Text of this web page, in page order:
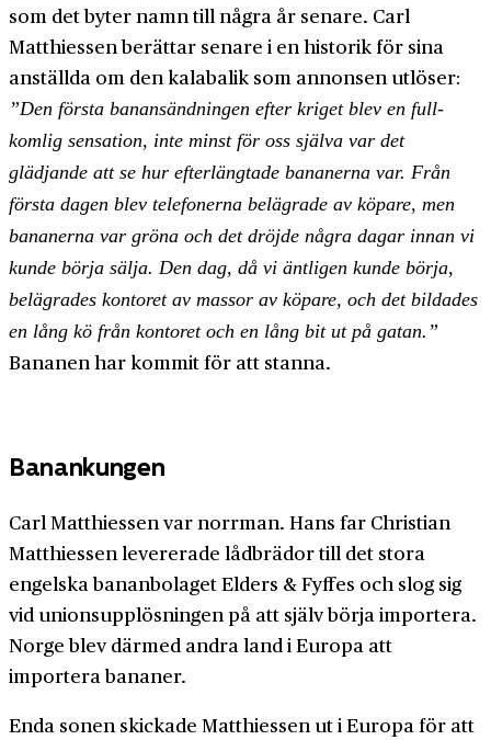
som det byter namn till några år senare. Carl
Matthiessen berättar senare i en historik för sina
anställda om den kalabalik som annonsen utlöser:
”Den första banan­sändningen efter kriget blev en full­
komlig sensation, inte minst för oss själva var det
glädjande att se hur efter­längtade bananerna var. Från
första dagen blev telefonerna belägrade av köpare, men
bananerna var gröna och det dröjde några dagar innan vi
kunde börja sälja. Den dag, då vi äntligen kunde börja,
belägrades kontoret av massor av köpare, och det bildades
en lång kö från kontoret och en lång bit ut på gatan.”
Bananen har kommit för att stanna.
Banankungen
Carl Matthiessen var norrman. Hans far Christian
Matthiessen levererade låd­brädor till det stora
engelska banan­bolaget Elders & Fyffes och slog sig
vid unions­upplösningen på att själv börja importera.
Norge blev därmed andra land i Europa att
importera bananer.
Enda sonen skickade Matthiessen ut i Europa för att